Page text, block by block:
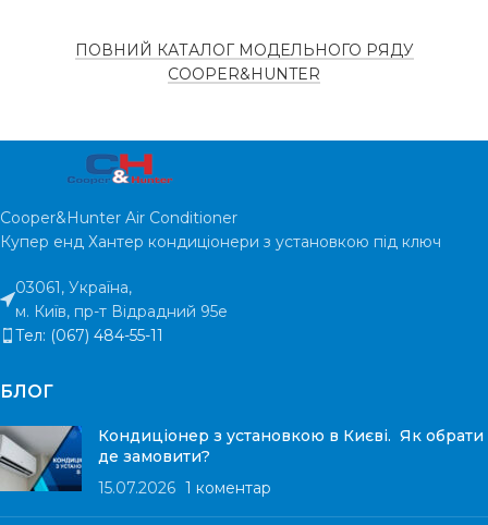
Інверторний
ПЛОЩА
ПРИМІЩЕННЯ
ГАРАНТІЯ 5 років
РІВЕНЬ ШУМУ
ПЛОЩА
РІВЕНЬ ШУМА
ПОВНИЙ КАТАЛОГ МОДЕЛЬНОГО РЯДУ
COOPER&HUNTER
Cooper&Hunter Air Conditioner
Купер енд Хантер кондиціонери з установкою під ключ
03061, Україна,
м. Київ, пр-т Відрадний 95е
Тел: (067) 484-55-11
БЛОГ
Кондиціонер з установкою в Києві. Як обрати
де замовити?
15.07.2026 1 коментар